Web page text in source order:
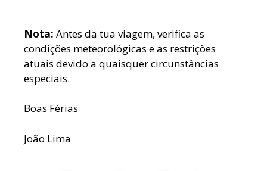
Nota: Antes da tua viagem, verifica as
condições meteorológicas e as restrições
atuais devido a quaisquer circunstâncias
especiais.
Boas Férias
João Lima